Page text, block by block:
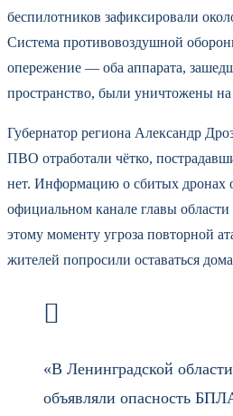
беспилотников зафиксировали
Система противовоздушной
опережение — оба аппарата,
пространство, были уничтожены на
Губернатор региона Александр
ПВО отработали чётко,
нет. Информацию о сбитых дронах
официальном канале главы
этому моменту угроза повторной
жителей попросили оставаться
«В Ленинградской
объявляли опасность